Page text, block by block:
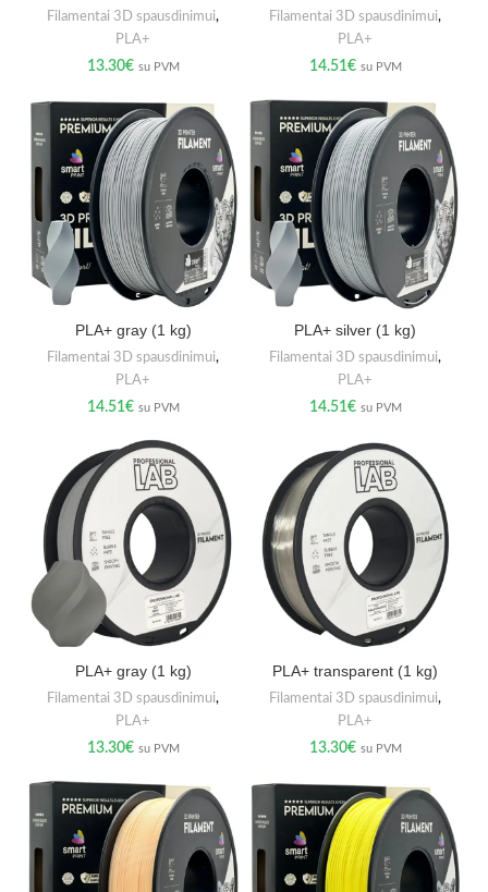
Filamentai 3D spausdinimui,
PLA+
13.30€ su PVM
Filamentai 3D spausdinimui,
PLA+
14.51€ su PVM
PLA+ gray (1 kg)
Filamentai 3D spausdinimui,
PLA+
14.51€ su PVM
PLA+ silver (1 kg)
Filamentai 3D spausdinimui,
PLA+
14.51€ su PVM
PLA+ gray (1 kg)
Filamentai 3D spausdinimui,
PLA+
13.30€ su PVM
PLA+ transparent (1 kg)
Filamentai 3D spausdinimui,
PLA+
13.30€ su PVM